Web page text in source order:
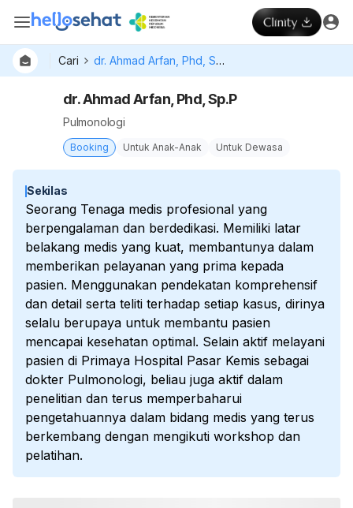
Cari dr. Ahmad Arfan, Phd, Sp.P
dr. Ahmad Arfan, Phd, Sp.P
Pulmonologi
Booking Untuk Anak-Anak Untuk Dewasa
Sekilas
Seorang Tenaga medis profesional yang
berpengalaman dan berdedikasi. Memiliki latar
belakang medis yang kuat, membantunya dalam
memberikan pelayanan yang prima kepada
pasien. Menggunakan pendekatan komprehensif
dan detail serta teliti terhadap setiap kasus, dirinya
selalu berupaya untuk membantu pasien
mencapai kesehatan optimal. Selain aktif melayani
pasien di Primaya Hospital Pasar Kemis sebagai
dokter Pulmonologi, beliau juga aktif dalam
penelitian dan terus memperbaharui
pengetahuannya dalam bidang medis yang terus
berkembang dengan mengikuti workshop dan
pelatihan.